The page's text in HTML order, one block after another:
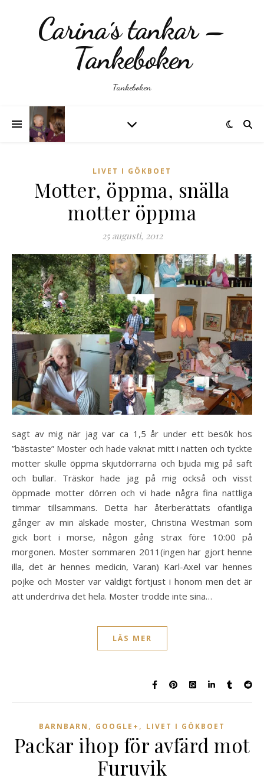
Carina´s tankar –
Tankeboken
Tankeboken
LIVET I GÖKBOET
Motter, öppma, snälla
motter öppma
25 augusti, 2012
sagt av mig när jag var ca 1,5 år under ett besök hos
”bästaste” Moster och hade vaknat mitt i natten och tyckte
motter skulle öppma skjutdörrarna och bjuda mig på saft
och bullar. Träskor hade jag på mig också och visst
öppmade motter dörren och vi hade några fina nattliga
timmar tillsammans. Detta har återberättats ofantliga
gånger av min älskade moster, Christina Westman som
gick bort i morse, någon gång strax före 10:00 på
morgonen. Moster sommaren 2011(ingen har gjort henne
illa, det är hennes medicin, Varan) Karl-Axel var hennes
pojke och Moster var väldigt förtjust i honom men det är
att underdriva det hela. Moster trodde inte sina…
LÄS MER
BARNBARN , GOOGLE+ , LIVET I GÖKBOET
Packar ihop för avfärd mot
Furuvik